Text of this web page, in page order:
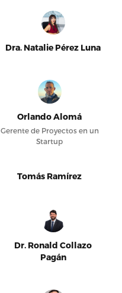
Dra. Natalie Pérez Luna
Orlando Alomá
Gerente de Proyectos en un
Startup
Tomás Ramírez
Dr. Ronald Collazo
Pagán